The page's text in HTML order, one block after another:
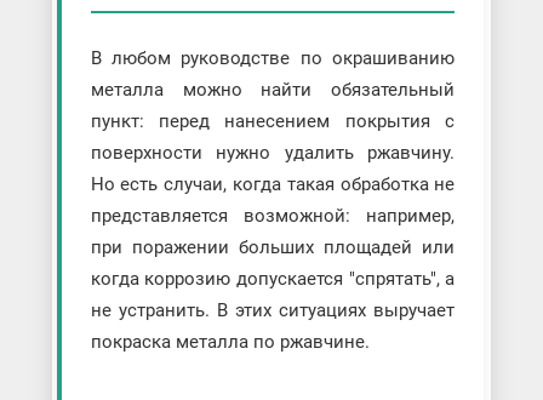
В любом руководстве по окрашиванию
металла можно найти обязательный
пункт: перед нанесением покрытия с
поверхности нужно удалить ржавчину.
Но есть случаи, когда такая обработка не
представляется возможной: например,
при поражении больших площадей или
когда коррозию допускается "спрятать", а
не устранить. В этих ситуациях выручает
покраска металла по ржавчине.